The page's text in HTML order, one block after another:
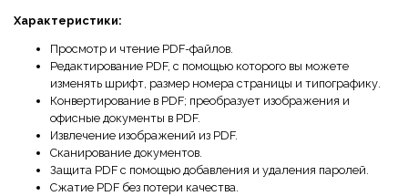
Характеристики:
Просмотр и чтение PDF-файлов.
Редактирование PDF, с помощью которого вы можете
изменять шрифт, размер номера страницы и типографику.
Конвертирование в PDF; преобразует изображения и
офисные документы в PDF.
Извлечение изображений из PDF.
Сканирование документов.
Защита PDF с помощью добавления и удаления паролей.
Сжатие PDF без потери качества.